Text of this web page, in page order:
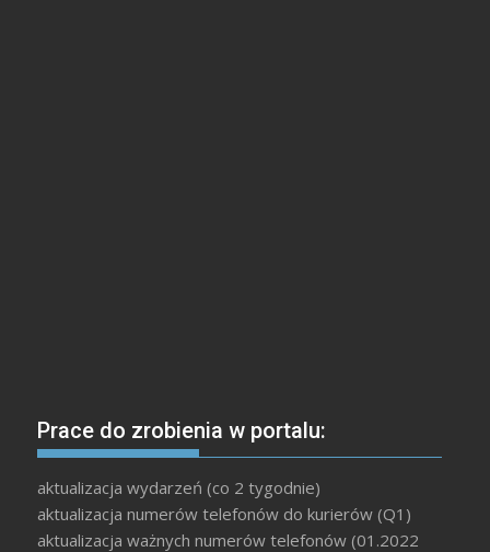
Prace do zrobienia w portalu:
aktualizacja wydarzeń (co 2 tygodnie)
aktualizacja numerów telefonów do kurierów (Q1)
aktualizacja ważnych numerów telefonów (01.2022